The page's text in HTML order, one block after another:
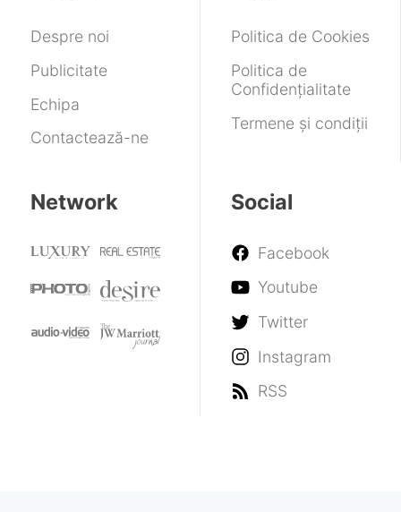
Despre noi
Publicitate
Echipa
Contactează-ne
Politica de Cookies
Politica de
Confidențialitate
Termene și condiții
Network Social
Facebook
Youtube
Twitter
Instagram
RSS